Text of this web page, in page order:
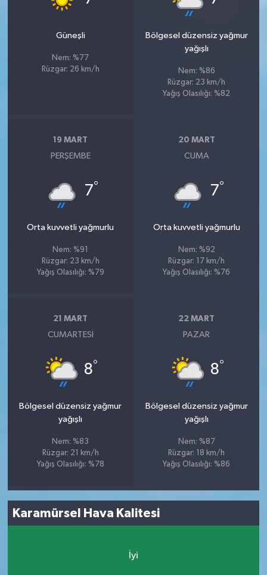
Güneşli
Nem: %77
Rüzgar: 26 km/h
Bölgesel düzensiz yağmur
yağışlı
Nem: %86
Rüzgar: 23 km/h
Yağış Olasılığı: %82
19 MART
PERŞEMBE
7°
Orta kuvvetli yağmurlu
Nem: %91
Rüzgar: 23 km/h
Yağış Olasılığı: %79
20 MART
CUMA
7°
Orta kuvvetli yağmurlu
Nem: %92
Rüzgar: 17 km/h
Yağış Olasılığı: %76
21 MART
CUMARTESI
8°
Bölgesel düzensiz yağmur
yağışlı
Nem: %83
Rüzgar: 21 km/h
Yağış Olasılığı: %78
22 MART
PAZAR
8°
Bölgesel düzensiz yağmur
yağışlı
Nem: %87
Rüzgar: 18 km/h
Yağış Olasılığı: %86
Karamürsel Hava Kalitesi
İyi